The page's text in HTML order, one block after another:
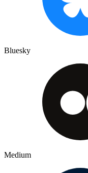
Bluesky
Medium